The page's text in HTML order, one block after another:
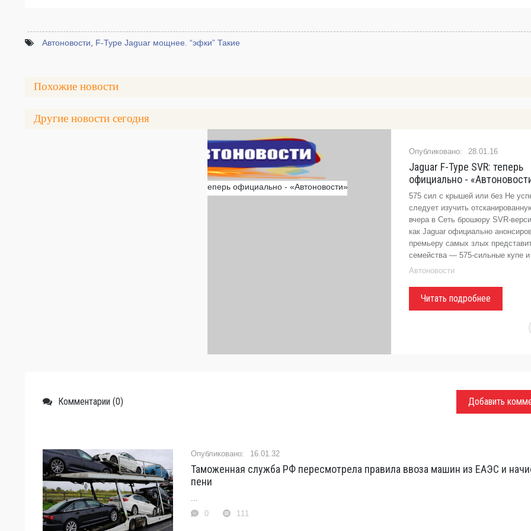
Автоновости F-Type Jaguar мощнее. “эфки” Такие
Похожие новости
Другие новости сегодня
28.01.16
Jaguar F-Type SVR: теперь
официально -
575 сил с крышей или без Не
следует изучить
вчера в Сеть брошюру SVR-
как Jaguar официально
премьеру самых злых
семейства — 575-сильные купе и
Автоновости
Читать подробнее
Комментарии (0) Добавить
16.01.32
Таможенная служба РФ пересмотрела правила ввоза машин из ЕАЭС и
пени
...
0
111